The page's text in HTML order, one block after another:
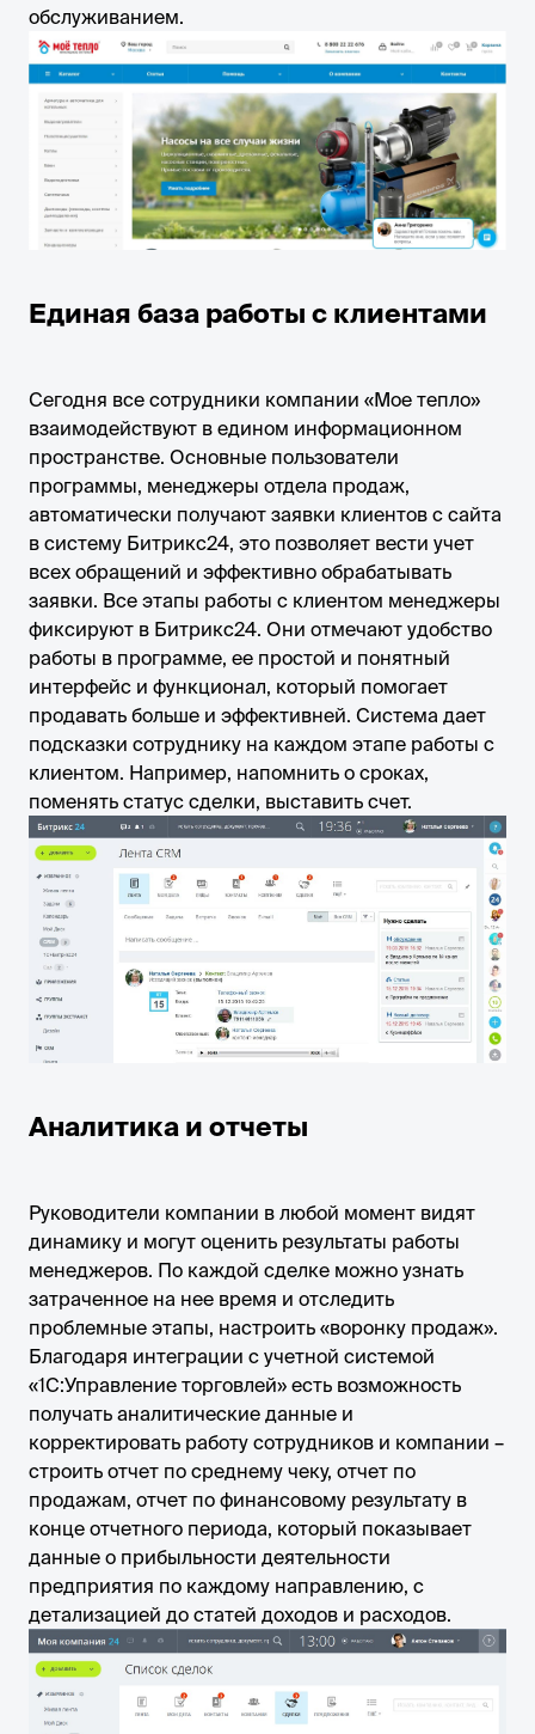
обслуживанием.
Единая база работы с клиентами
Сегодня все сотрудники компании «Мое тепло»
взаимодействуют в едином информационном
пространстве. Основные пользователи
программы, менеджеры отдела продаж,
автоматически получают заявки клиентов с сайта
в систему Битрикс24, это позволяет вести учет
всех обращений и эффективно обрабатывать
заявки. Все этапы работы с клиентом менеджеры
фиксируют в Битрикс24. Они отмечают удобство
работы в программе, ее простой и понятный
интерфейс и функционал, который помогает
продавать больше и эффективней. Система дает
подсказки сотруднику на каждом этапе работы с
клиентом. Например, напомнить о сроках,
поменять статус сделки, выставить счет.
Аналитика и отчеты
Руководители компании в любой момент видят
динамику и могут оценить результаты работы
менеджеров. По каждой сделке можно узнать
затраченное на нее время и отследить
проблемные этапы, настроить «воронку продаж».
Благодаря интеграции с учетной системой
«1С:Управление торговлей» есть возможность
получать аналитические данные и
корректировать работу сотрудников и компании –
строить отчет по среднему чеку, отчет по
продажам, отчет по финансовому результату в
конце отчетного периода, который показывает
данные о прибыльности деятельности
предприятия по каждому направлению, с
детализацией до статей доходов и расходов.